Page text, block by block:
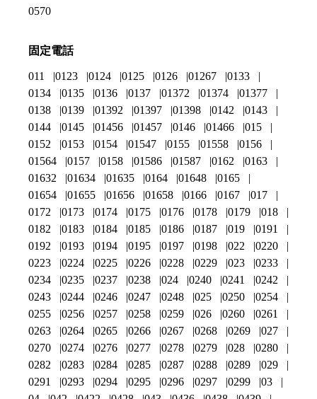
0570
固定電話
011 0123 0124 0125 0126 01267
0133
0134
0135 0136 0137 01372 01374
01377
0138
0139 01392 01397 01398 0142
0143
0144
0145 01456 01457 0146 01466
015
0152
0153 0154 01547 0155 01558
0156
01564
0157 0158 01586 01587 0162
0163
01632
01634 01635 0164 01648
0165
01654
01655 01656 01658 0166 0167
017
0172
0173 0174 0175 0176 0178 0179
018
0182
0183 0184 0185 0186 0187 019
0191
0192
0193 0194 0195 0197 0198 022
0220
0223
0224 0225 0226 0228 0229 023
0233
0234
0235 0237 0238 024 0240 0241
0242
0243
0244 0246 0247 0248 025 0250
0254
0255
0256 0257 0258 0259 026 0260
0261
0263
0264 0265 0266 0267 0268 0269
027
0270
0274 0276 0277 0278 0279 028
0280
0282
0283 0284 0285 0287 0288 0289
029
0291
0293 0294 0295 0296 0297 0299
03